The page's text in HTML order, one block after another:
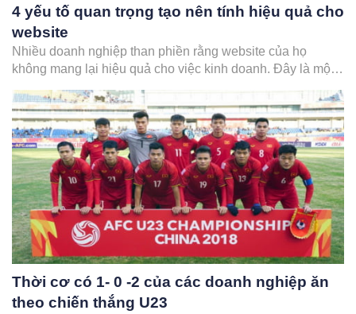
4 yếu tố quan trọng tạo nên tính hiệu quả cho
website
Nhiều doanh nghiệp than phiền rằng website của họ
không mang lại hiệu quả cho việc kinh doanh. Đây là một
nhân cũng rất đơn giản và hiển nhiên như sau: website
xây xong thì “bị bỏ quên”, không chú…
Thời cơ có 1- 0 -2 của các doanh nghiệp ăn
theo chiến thắng U23